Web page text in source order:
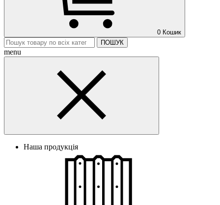
0 Кошик
ПОШУК
menu
Наша продукція